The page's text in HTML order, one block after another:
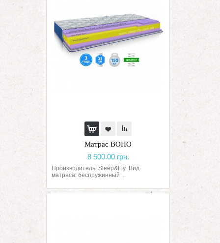
Матрас BOHO
8 500.00 грн.
Производитель: Sleep&Fly Вид
матраса: беспружинный ..